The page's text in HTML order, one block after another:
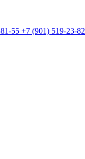
55 +7 (901) 519-23-82